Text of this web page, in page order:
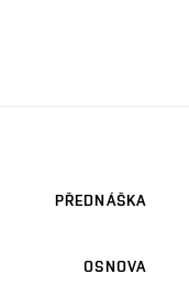
PŘEDNÁŠKA
OSNOVA